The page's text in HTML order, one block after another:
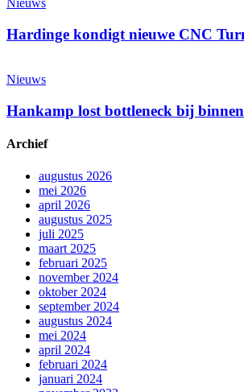
CNC
Turning
Familie
aan!
Hardinge kondigt nieuwe CNC
lost
bij
binnenslijpen
op
Nieuws
Hankamp lost bottleneck bij
Archief
augustus 2026
mei 2026
april 2026
augustus 2025
juli 2025
maart 2025
februari 2025
november 2024
oktober 2024
september 2024
augustus 2024
mei 2024
april 2024
februari 2024
januari 2024